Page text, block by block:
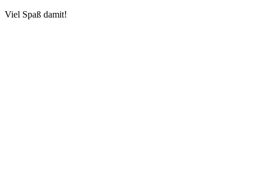
Viel Spaß damit!